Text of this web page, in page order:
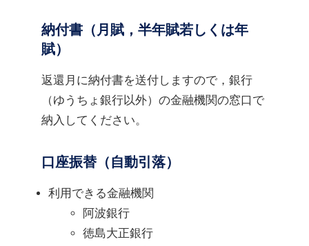
納付書（月賦，半年賦若しくは年
賦）
返還月に納付書を送付しますので，銀行
（ゆうちょ銀行以外）の金融機関の窓口で
納入してください。
口座振替（自動引落）
利用できる金融機関
阿波銀行
徳島大正銀行